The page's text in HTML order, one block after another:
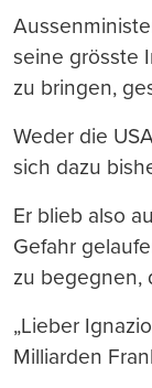
seine grösste
zu bringen,
Weder die
sich dazu
Er blieb also
Gefahr
zu begegnen,
„Lieber
Milliarden